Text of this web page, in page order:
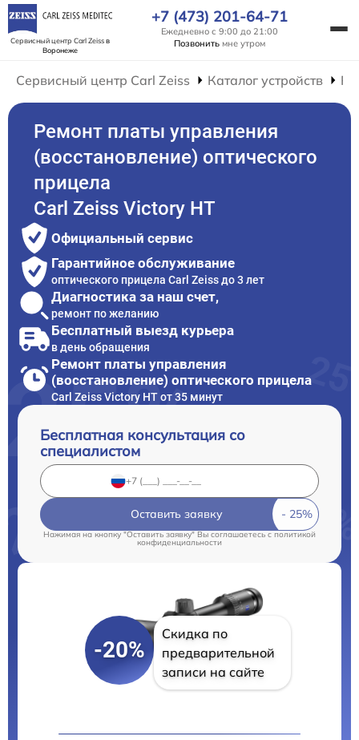
Сервисный центр Carl Zeissв
Воронеже
+7 (473) 201-64-71
Ежедневно с 9:00 до 21:00
Позвонить мне утром
Сервисный центр Carl Zeiss Каталог устройств
Ремонт платы управления
(восстановление) оптического
прицела
Carl Zeiss Victory HT
Официальный сервис
Гарантийное обслуживание
оптического прицела Carl Zeiss до 3 лет
Диагностика за наш счет,
ремонт по желанию
Бесплатный выезд курьера
в день обращения
Ремонт платы управления
(восстановление) оптического прицела
Carl Zeiss Victory HT от 35 минут
Бесплатная консультация со
специалистом
Оставить заявку
Нажимая на кнопку "Оставить заявку" Вы соглашаетесь cполитикой
конфиденциальности
-20%
Скидка по
предварительной
записи на сайте